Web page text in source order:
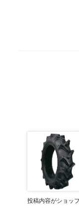
投稿内容がショッ